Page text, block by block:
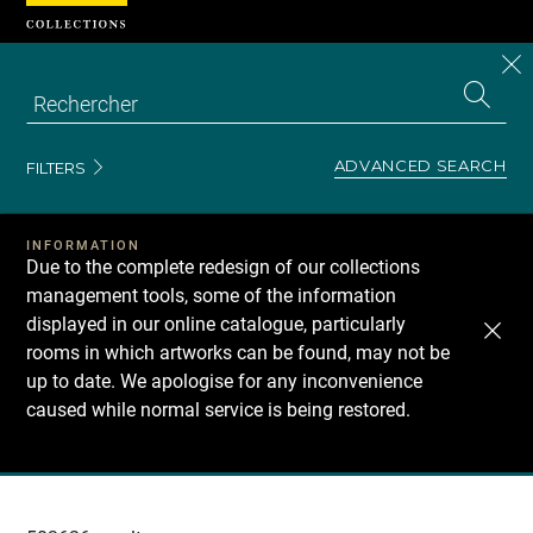
FILTERS ADVANCED SEARCH
INFORMATION
Due to the complete redesign of our collections
management tools, some of the information
displayed in our online catalogue, particularly
rooms in which artworks can be found, may not be
up to date. We apologise for any inconvenience
caused while normal service is being restored.
Recherche
Cookies management panel